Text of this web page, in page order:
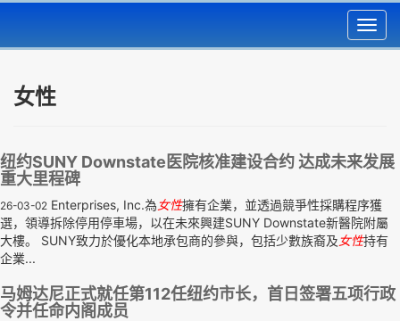
女性
纽约SUNY Downstate医院核准建设合约 达成未来发展
重大里程碑
26-03-02 Enterprises, Inc.為女性擁有企業，並透過競爭性採購程序獲
選，領導拆除停用停車場，以在未來興建SUNY Downstate新醫院附屬
大樓。 SUNY致力於優化本地承包商的參與，包括少數族裔及女性持有
企業...
马姆达尼正式就任第112任纽约市长，首日签署五项行政
令并任命内阁成员